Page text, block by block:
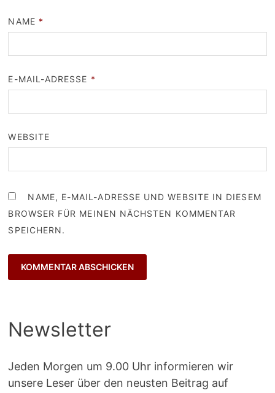
NAME *
E-MAIL-ADRESSE *
WEBSITE
NAME, E-MAIL-ADRESSE UND WEBSITE IN DIESEM
BROWSER FÜR MEINEN NÄCHSTEN KOMMENTAR
SPEICHERN.
Newsletter
Jeden Morgen um 9.00 Uhr informieren wir
unsere Leser über den neusten Beitrag auf